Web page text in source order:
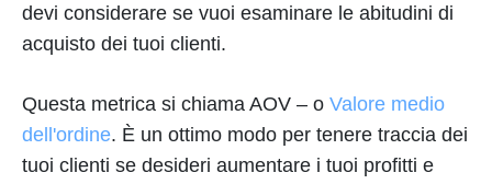
devi considerare se vuoi esaminare le abitudini di
acquisto dei tuoi clienti.
Questa metrica si chiama AOV – o Valore medio
dell'ordine. È un ottimo modo per tenere traccia dei
tuoi clienti se desideri aumentare i tuoi profitti e